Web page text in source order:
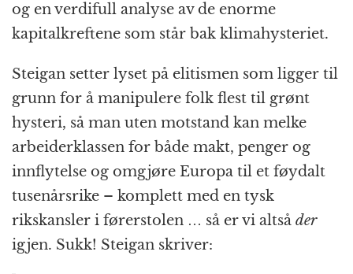
og en verdifull analyse av de enorme
kapitalkreftene som står bak klimahysteriet.
Steigan setter lyset på elitismen som ligger til
grunn for å manipulere folk flest til grønt
hysteri, så man uten motstand kan melke
arbeiderklassen for både makt, penger og
innflytelse og omgjøre Europa til et føydalt
tusenårsrike – komplett med en tysk
rikskansler i førerstolen … så er vi altså der
igjen. Sukk! Steigan skriver: